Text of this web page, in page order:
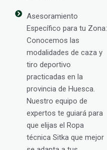
Asesoramiento
Específico para tu Zona:
Conocemos las
modalidades de caza y
tiro deportivo
practicadas en la
provincia de Huesca.
Nuestro equipo de
expertos te guiará para
que elijas el Ropa
técnica Sitka que mejor